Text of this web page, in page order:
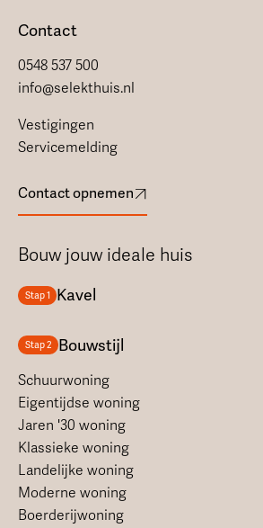
Contact
0548 537 500
info@selekthuis.nl
Vestigingen
Servicemelding
Contact opnemen
Bouw jouw ideale huis
Stap 1 Kavel
Stap 2 Bouwstijl
Schuurwoning
Eigentijdse woning
Jaren '30 woning
Klassieke woning
Landelijke woning
Moderne woning
Boerderijwoning